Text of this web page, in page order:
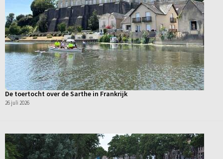
De toertocht over de Sarthe in Frankrijk
26 juli 2026